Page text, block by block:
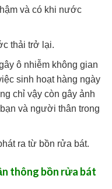
và có khi nước
thải trở lại.
ô nhiễm không gian
sinh hoạt hàng ngày
chỉ vậy còn gây ảnh
và người thân trong
ra từ bồn rửa bát.
thông bồn rửa bát